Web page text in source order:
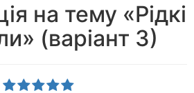
v
на тему «Рідкі
(варіант 3)